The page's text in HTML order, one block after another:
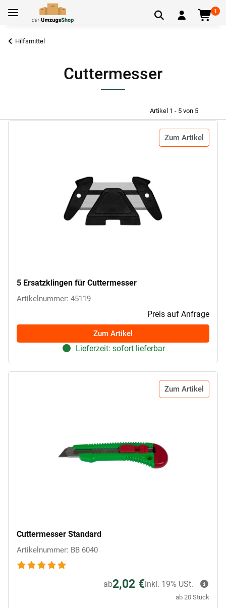
1
Hilfsmittel
Cuttermesser
Artikel 1 - 5 von 5
Zum Artikel
5 Ersatzklingen für Cuttermesser
Artikelnummer: 45119
Preis auf Anfrage
Zum Artikel
Lieferzeit: sofort lieferbar
Zum Artikel
Cuttermesser Standard
Artikelnummer: BB 6040
ab2,02 €
ab 20 Stück
inkl. 19% USt.